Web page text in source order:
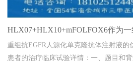
HLX07+HLX10+mFOLFOX6作为
重组抗EGFR人源化单克隆抗体注射液的
患者的治疗临床试验详情：一、题目和